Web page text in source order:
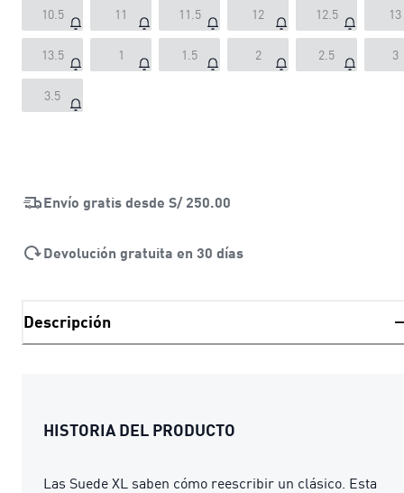
10.5 11 11.5 12 12.5 13
13.5 1 1.5 2 2.5 3
3.5
Envío gratis desde S/ 250.00
Devolución gratuita en 30 días
Descripción
HISTORIA DEL PRODUCTO
Las Suede XL saben cómo reescribir un clásico. Esta